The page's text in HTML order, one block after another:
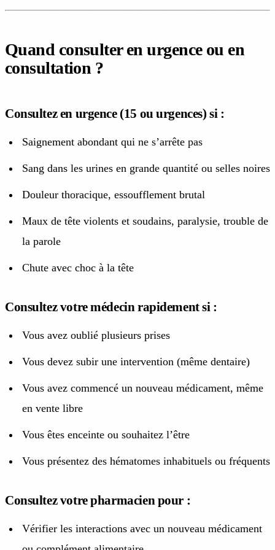
Quand consulter en urgence ou en
consultation ?
Consultez en urgence (15 ou urgences) si :
Saignement abondant qui ne s’arrête pas
Sang dans les urines en grande quantité ou selles noires
Douleur thoracique, essoufflement brutal
Maux de tête violents et soudains, paralysie, trouble de
la parole
Chute avec choc à la tête
Consultez votre médecin rapidement si :
Vous avez oublié plusieurs prises
Vous devez subir une intervention (même dentaire)
Vous avez commencé un nouveau médicament, même
en vente libre
Vous êtes enceinte ou souhaitez l’être
Vous présentez des hématomes inhabituels ou fréquents
Consultez votre pharmacien pour :
Vérifier les interactions avec un nouveau médicament